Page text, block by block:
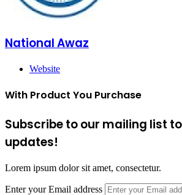
National Awaz
Website
With Product You Purchase
Subscribe to our mailing list
updates!
Lorem ipsum dolor sit amet, consectetur.
Enter your Email address